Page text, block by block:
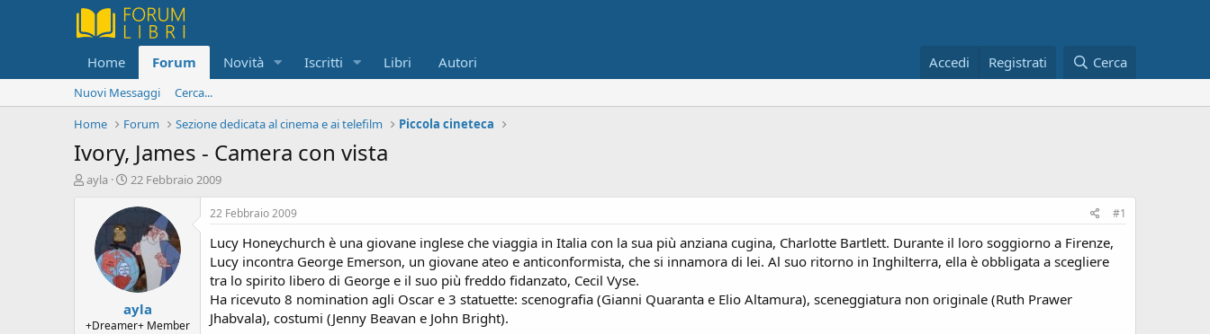
Home Forum Novità Iscritti Libri Autori Accedi Registrati Cerca
Nuovi Messaggi
Cerca...
Home
Forum Sezione dedicata al cinema e ai telefilm Piccola cineteca
Ivory, James - Camera con vista
C
i
ayla
D
t
d
i
i
n
i
z
22 Febbraio 2009
ayla
+Dreamer+ Member
22 Febbraio 2009 #1
Lucy Honeychurch è una giovane inglese che viaggia in Italia con la sua più anziana cugina, Charlotte Bartlett. Durante il loro soggiorno a Firenze,
Lucy incontra George Emerson, un giovane ateo e anticonformista, che si innamora di lei. Al suo ritorno in Inghilterra, ella è obbligata a scegliere
tra lo spirito libero di George e il suo più freddo fidanzato, Cecil Vyse.
Ha ricevuto 8 nomination agli Oscar e 3 statuette: scenografia (Gianni Quaranta e Elio Altamura), sceneggiatura non originale (Ruth Prawer
Jhabvala), costumi (Jenny Beavan e John Bright).